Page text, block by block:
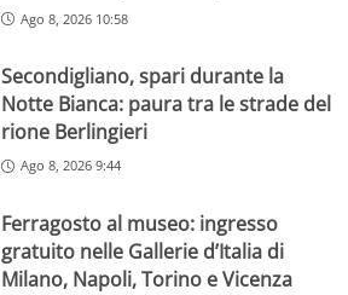
Ago 8, 2026 10:58
Secondigliano, spari durante la
Notte Bianca: paura tra le strade del
rione Berlingieri
Ago 8, 2026 9:44
Ferragosto al museo: ingresso
gratuito nelle Gallerie d’Italia di
Milano, Napoli, Torino e Vicenza